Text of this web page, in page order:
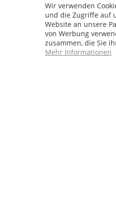
Service Hotline
Wir verwenden
und die Zugriffe auf
Website an unsere
von Werbung
zusammen, die Sie
Mehr Informationen